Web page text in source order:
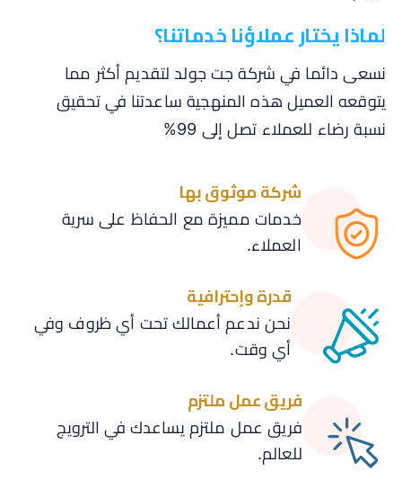
لماذا يختار عملاؤنا خدماتنا؟
نسعى دائما في شركة جت جولد لتقديم أكثر مما
يتوقعه العميل هذه المنهجية ساعدتنا في تحقيق
نسبة رضاء للعملاء تصل إلى 99%
شركة موثوق بها
خدمات مميزة مع الحفاظ على سرية
العملاء.
قدرة وإحترافية
نحن ندعم أعمالك تحت أي ظروف وفي
أي وقت.
فريق عمل ملتزم
فريق عمل ملتزم يساعدك في الترويج
للعالم.